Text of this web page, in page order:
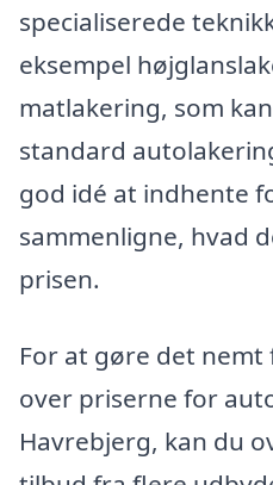
specialiserede
eksempel
matlakering, som
standard
god idé at indhente
sammenligne, hvad
prisen.
For at gøre det
over priserne for
Havrebjerg, kan du